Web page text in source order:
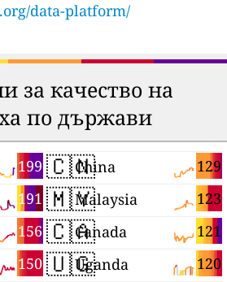
data-platform/
за качество на
по държави
199
191
156
150
🇨🇳 129
China
🇲🇾 123
Malaysia
🇨🇦 121
Canada
🇺🇬 120
Uganda